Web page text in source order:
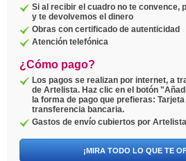
Si al recibir el cuadro no te convence,
y te devolvemos el dinero
Obras con certificado de autenticidad
Atención telefónica
¿Cómo pago?
Los pagos se realizan por internet, a
de Artelista. Haz clic en el botón
la forma de pago que prefieras:
transferencia bancaria.
Gastos de envío cubiertos por Artelista
¡MIRA TODO LO QUE TE